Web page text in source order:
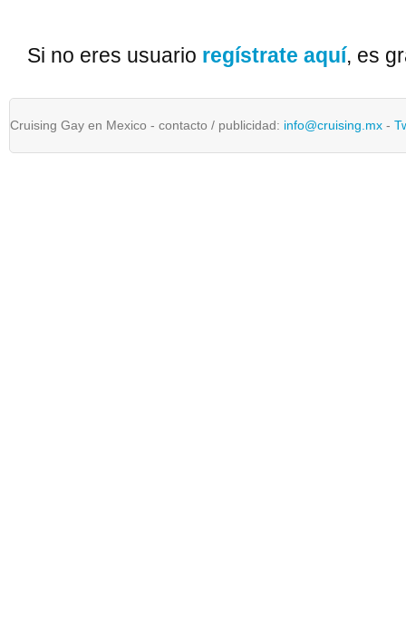
Si no eres usuario regístrate aquí, es
Cruising Gay en Mexico - contacto / publicidad: info@cruising.mx -